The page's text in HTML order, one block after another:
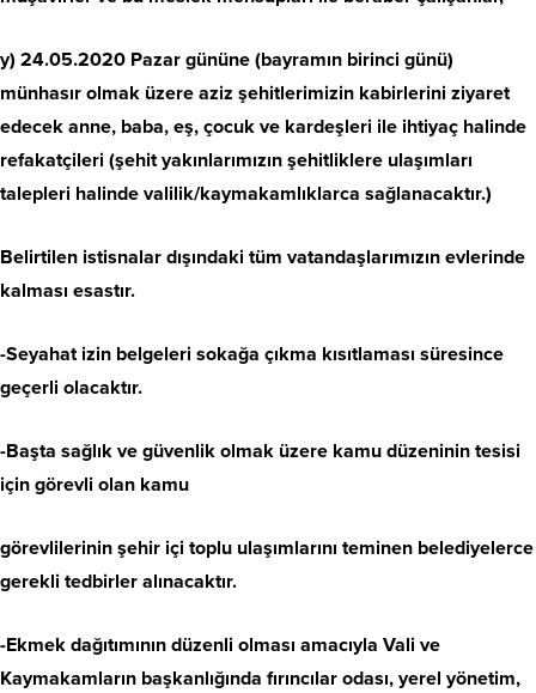
y) 24.05.2020 Pazar gününe (bayramın birinci günü)
münhasır olmak üzere aziz şehitlerimizin kabirlerini ziyaret
edecek anne, baba, eş, çocuk ve kardeşleri ile ihtiyaç halinde
refakatçileri (şehit yakınlarımızın şehitliklere ulaşımları
talepleri halinde valilik/kaymakamlıklarca sağlanacaktır.)
Belirtilen istisnalar dışındaki tüm vatandaşlarımızın evlerinde
kalması esastır.
-Seyahat izin belgeleri sokağa çıkma kısıtlaması süresince
geçerli olacaktır.
-Başta sağlık ve güvenlik olmak üzere kamu düzeninin tesisi
için görevli olan kamu
görevlilerinin şehir içi toplu ulaşımlarını teminen belediyelerce
gerekli tedbirler alınacaktır.
-Ekmek dağıtımının düzenli olması amacıyla Vali ve
Kaymakamların başkanlığında fırıncılar odası, yerel yönetim,